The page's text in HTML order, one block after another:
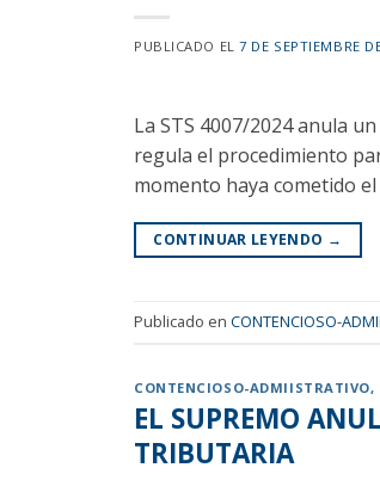
PUBLICADO EL7 DE SEPTIEMBRE
La STS 4007/2024 anula
regula el procedimiento
momento haya cometido
CONTINUAR LEYENDO →
Publicado en CONTENCIOSO-
CONTENCIOSO-ADMIISTRATIVO,
EL SUPREMO
TRIBUTARIA